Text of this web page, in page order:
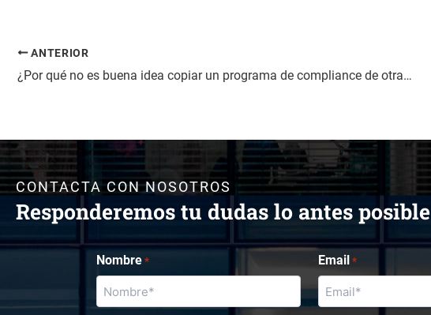
ANTERIOR
¿Por qué no es buena idea copiar un programa de compliance de otra empresa?
CONTACTA CON NOSOTROS
Responderemos tu dudas lo antes posible
Nombre * Email *